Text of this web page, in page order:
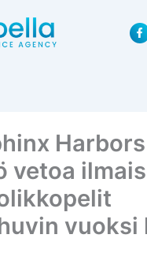
F
a
c
vetoa
vuoksi